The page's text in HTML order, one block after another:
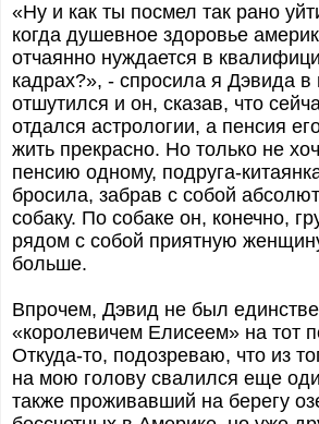
«Ну и как ты посмел так рано
когда душевное здоровье
отчаянно нуждается в
кадрах?», - спросила я Дэвида в
отшутился и он, сказав, что
отдался астрологии, а пенсия
жить прекрасно. Но только не
пенсию одному, подруга-
бросила, забрав с собой
собаку. По собаке он, конечно,
рядом с собой приятную
больше.
Впрочем, Дэвид не был
«королевичем Елисеем» на тот
Откуда-то, подозреваю, что из
на мою голову свалился еще
также проживавший на берегу